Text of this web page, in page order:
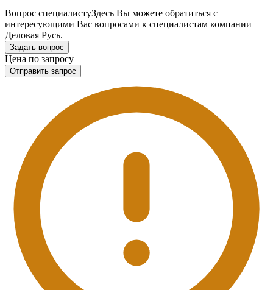
Вопрос специалистуЗдесь Вы можете обратиться с
интересующими Вас вопросами к специалистам компании
Деловая Русь.
Задать вопрос
Цена по запросу
Отправить запрос